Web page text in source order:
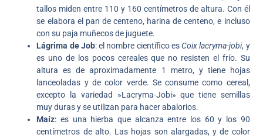
tallos miden entre 110 y 160 centímetros de altura. Con él
se elabora el pan de centeno, harina de centeno, e incluso
con su paja muñecos de juguete.
Lágrima de Job: el nombre científico esCoix lacryma-jobi, y
es uno de los pocos cereales que no resisten el frío. Su
altura es de aproximadamente 1 metro, y tiene hojas
lanceoladas y de color verde. Se consume como cereal,
excepto la variedad »Lacryma-Jobi» que tiene semillas
muy duras y se utilizan para hacer abalorios.
Maíz: es una hierba que alcanza entre los 60 y los 90
centímetros de alto. Las hojas son alargadas, y de color